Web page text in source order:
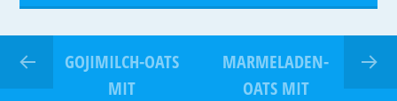
GOJIMILCH-OATS
MIT
MARMELADEN-
OATS MIT